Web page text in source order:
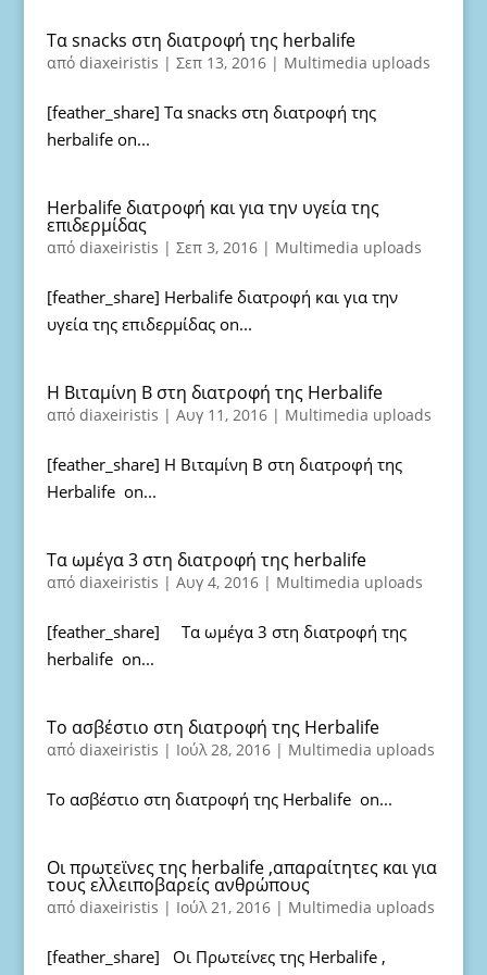
Τα snacks στη διατροφή της herbalife
από diaxeiristis | Σεπ 13, 2016| Multimedia uploads
[feather_share] Τα snacks στη διατροφή της
herbalife on...
Herbalife διατροφή και για την υγεία της
επιδερμίδας
από diaxeiristis | Σεπ 3, 2016| Multimedia uploads
[feather_share] Herbalife διατροφή και για την
υγεία της επιδερμίδας on...
Η Βιταμίνη Β στη διατροφή της Herbalife
από diaxeiristis | Αυγ 11, 2016| Multimedia uploads
[feather_share] Η Βιταμίνη Β στη διατροφή της
Herbalife on...
Τα ωμέγα 3 στη διατροφή της herbalife
από diaxeiristis | Αυγ 4, 2016| Multimedia uploads
[feather_share] Τα ωμέγα 3 στη διατροφή της
herbalife on...
To ασβέστιο στη διατροφή της Herbalife
από diaxeiristis | Ιούλ 28, 2016| Multimedia uploads
To ασβέστιο στη διατροφή της Herbalife on...
Oι πρωτεϊνες της herbalife ,απαραίτητες και για
τους ελλειποβαρείς ανθρώπους
από diaxeiristis | Ιούλ 21, 2016| Multimedia uploads
[feather_share] Οι Πρωτείνες της Herbalife ,